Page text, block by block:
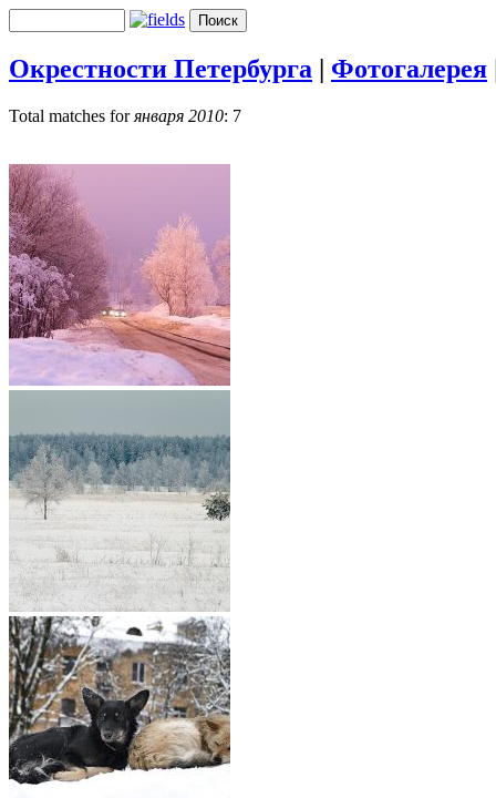
Окрестности Петербурга | Фотогалерея
Total matches forянваря 2010: 7